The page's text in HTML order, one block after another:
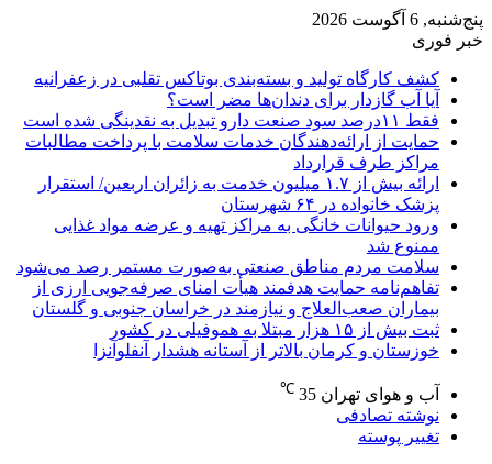
پنج‌شنبه, 6 آگوست 2026
خبر فوری
کشف کارگاه تولید و بسته‌بندی بوتاکس تقلبی در زعفرانیه
آیا آب گازدار برای دندان‌ها مضر است؟
فقط ۱۱‌درصد سود صنعت دارو تبدیل به نقدینگی شده است
حمایت از ارائه‌دهندگان خدمات سلامت با پرداخت مطالبات
مراکز طرف قرارداد
ارائه بیش از ۱.۷ میلیون خدمت به زائران اربعین/ استقرار
پزشک خانواده در ۶۴ شهرستان
ورود حیوانات خانگی به مراکز تهیه و عرضه مواد غذایی
ممنوع شد
سلامت مردم مناطق صنعتی به‌صورت مستمر رصد می‌شود
تفاهم‌نامه حمایت هدفمند هیأت امنای صرفه‌جویی ارزی از
بیماران صعب‌العلاج و نیازمند در خراسان جنوبی و گلستان
ثبت بیش از ۱۵ هزار مبتلا به هموفیلی در کشور
خوزستان و کرمان بالاتر از آستانه هشدار آنفلوآنزا
آب و هوای تهران 35
℃
نوشته تصادفی
تغییر پوسته